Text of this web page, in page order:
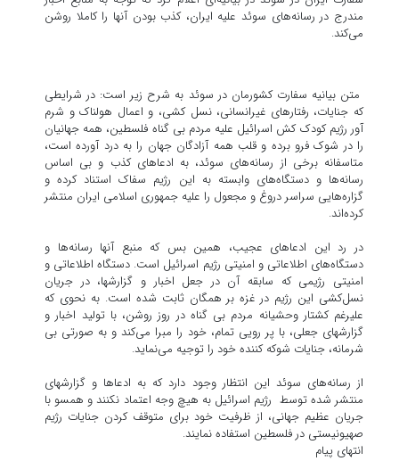
مندرج در رسانه‌های سوئد علیه ایران، کذب بودن آنها را کاملا روشن
می‌کند.
متن بیانیه سفارت کشورمان در سوئد به شرح زیر است: در شرایطی
که جنایات، رفتارهای غیرانسانی، نسل کشی، و اعمال هولناک و شرم
آور رژیم کودک کش اسرائیل علیه مردم بی گناه فلسطین، همه جهانیان
را در شوک فرو برده و قلب همه آزادگان جهان را به درد آورده است،
متاسفانه برخی از رسانه‌های سوئد، به ادعاهای کذب و بی اساس
رسانه‌ها و دستگاه‌های وابسته به این رژیم سفاک استناد کرده و
گزاره‌هایی سراسر دروغ و مجعول را علیه جمهوری اسلامی ایران منتشر
کرده‌اند.
در رد این ادعاهای عجیب، همین بس که منبع آنها رسانه‌ها و
دستگاه‌های اطلاعاتی و امنیتی رژیم اسرائیل است. دستگاه اطلاعاتی و
امنیتی رژیمی‌ که سابقه آن در جعل اخبار و گزارشها، در جریان
نسل‌کشی این رژیم در غزه بر همگان ثابت شده است. به نحوی که
علیرغم کشتار وحشیانه مردم بی گناه در روز روشن، با تولید اخبار و
گزارشهای جعلی، با پر رویی تمام، خود را مبرا می‌کند و به صورتی بی
شرمانه، جنایات شوکه کننده خود را توجیه می‌نماید.
از رسانه‌های سوئد این انتظار وجود دارد که به ادعاها و گزارشهای
منتشر شده توسط رژیم اسرائیل به هیچ وجه اعتماد نکنند و همسو با
جریان عظیم جهانی، از ظرفیت خود برای متوقف کردن جنایات رژیم
صهیونیستی در فلسطین استفاده نمایند.
انتهای پیام